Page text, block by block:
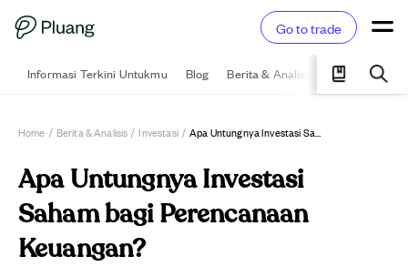
Go to trade
Informasi Terkini Untukmu Blog Berita & Analisis Pelajari
Home / Berita & Analisis / Investasi / Apa Untungnya Investasi Saham Bagi Perencanaan Keuangan?
Apa Untungnya Investasi
Saham bagi Perencanaan
Keuangan?